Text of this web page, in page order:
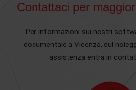
Contattaci per
Per informazioni sui nostri
documentale a Vicenza, sul
assistenza entra in